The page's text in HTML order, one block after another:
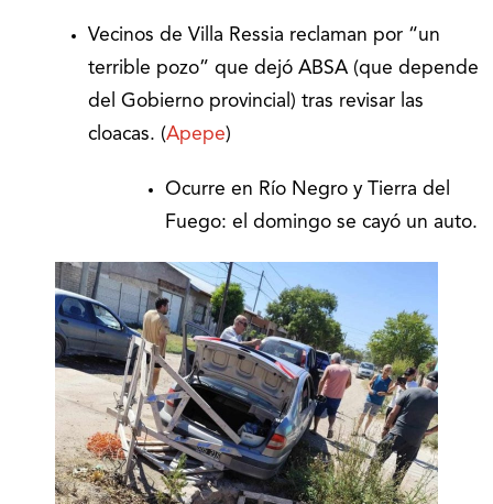
Vecinos de Villa Ressia reclaman por “un
terrible pozo” que dejó ABSA (que depende
del Gobierno provincial) tras revisar las
cloacas. (Apepe)
Ocurre en Río Negro y Tierra del
Fuego: el domingo se cayó un auto.